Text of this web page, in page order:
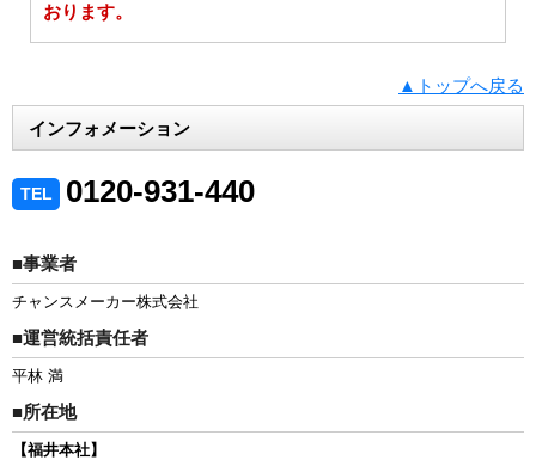
おります。
▲トップへ戻る
インフォメーション
TEL 0120-931-440
■事業者
チャンスメーカー株式会社
■運営統括責任者
平林 満
■所在地
【福井本社】